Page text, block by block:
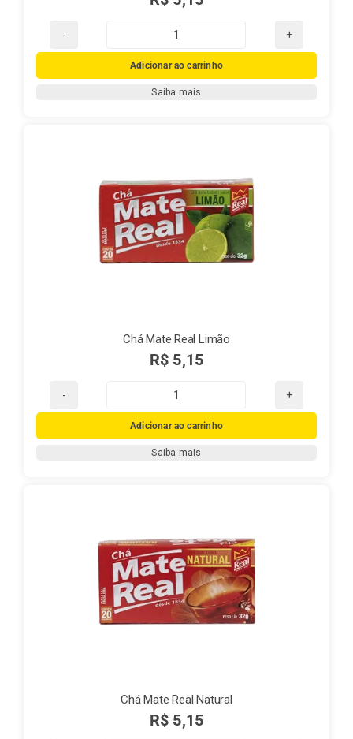
Chá
Mate
Real
Adicionar ao carrinho
Saiba mais
Chá Mate Real Limão
R$ 5,15
Chá
Mate
Real
Adicionar ao carrinho
Saiba mais
Chá Mate Real Natural
R$ 5,15